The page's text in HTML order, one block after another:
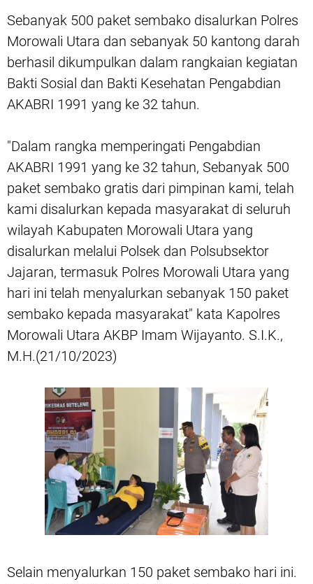
Sebanyak 500 paket sembako disalurkan Polres
Morowali Utara dan sebanyak 50 kantong darah
berhasil dikumpulkan dalam rangkaian kegiatan
Bakti Sosial dan Bakti Kesehatan Pengabdian
AKABRI 1991 yang ke 32 tahun.
"Dalam rangka memperingati Pengabdian
AKABRI 1991 yang ke 32 tahun, Sebanyak 500
paket sembako gratis dari pimpinan kami, telah
kami disalurkan kepada masyarakat di seluruh
wilayah Kabupaten Morowali Utara yang
disalurkan melalui Polsek dan Polsubsektor
Jajaran, termasuk Polres Morowali Utara yang
hari ini telah menyalurkan sebanyak 150 paket
sembako kepada masyarakat" kata Kapolres
Morowali Utara AKBP Imam Wijayanto. S.I.K.,
M.H.(21/10/2023)
Selain menyalurkan 150 paket sembako hari ini.